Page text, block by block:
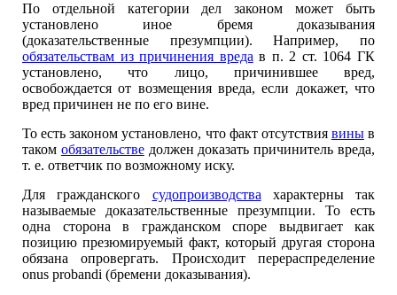
По отдельной категории дел законом может быть
установлено иное бремя доказывания
(доказательственные презумпции). Например, по
обязательствам из причинения вреда в п. 2 ст. 1064 ГК
установлено, что лицо, причинившее вред,
освобождается от возмещения вреда, если докажет, что
вред причинен не по его вине.
То есть законом установлено, что факт отсутствия виныв
таком обязательстведолжен доказать причинитель вреда,
т. е. ответчик по возможному иску.
Для гражданского судопроизводства характерны так
называемые доказательственные презумпции. То есть
одна сторона в гражданском споре выдвигает как
позицию презюмируемый факт, который другая сторона
обязана опровергать. Происходит перераспределение
onus probandi (бремени доказывания).